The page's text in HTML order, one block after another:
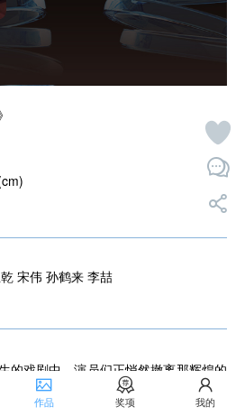
作品 奖项 我的
宋伟 孙鹤来 李喆
的戏剧中，演员们正悄然撤离那辉煌的
的脸上写满了年轻的挫败与惘然。他们